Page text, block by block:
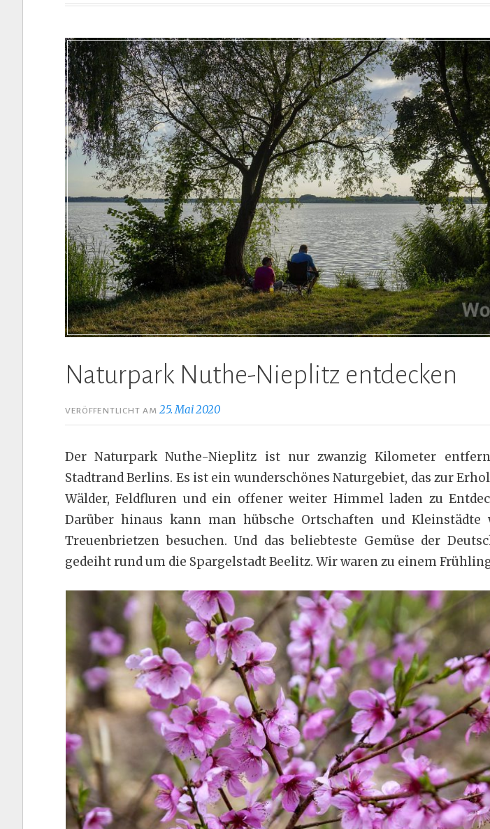
Naturpark Nuthe-Nieplitz entdecken
VERÖFFENTLICHT AM25. Mai 2020
Der Naturpark Nuthe-Nieplitz ist nur zwanzig Kilometer
Stadtrand Berlins. Es ist ein wunderschönes Naturgebiet, das zur
Wälder, Feldfluren und ein offener weiter Himmel laden zu
Darüber hinaus kann man hübsche Ortschaften und Kleinstädte
Treuenbrietzen besuchen. Und das beliebteste Gemüse der
gedeiht rund um die Spargelstadt Beelitz. Wir waren zu einem